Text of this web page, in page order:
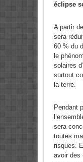
éclipse
A partir
sera
60 % du
le
solaires
surtout
la terre.
Pendant
sera
toutes
risques.
avoir des